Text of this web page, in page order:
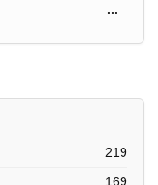
...
219
169